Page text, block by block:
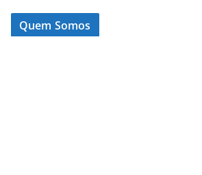
Quem Somos